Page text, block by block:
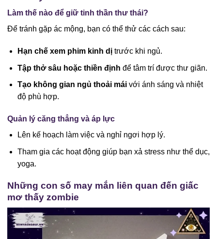
Làm thế nào để giữ tinh thần thư thái?
Để tránh gặp ác mộng, bạn có thể thử các cách sau:
Hạn chế xem phim kinh dịtrước khi ngủ.
Tập thở sâu hoặc thiền định để tâm trí được thư giãn.
Tạo không gian ngủ thoải máivới ánh sáng và nhiệt
độ phù hợp.
Quản lý căng thẳng và áp lực
Lên kế hoạch làm việc và nghỉ ngơi hợp lý.
Tham gia các hoạt động giúp bạn xả stress như thể dục,
yoga.
Những con số may mắn liên quan đến giấc
mơ thấy zombie